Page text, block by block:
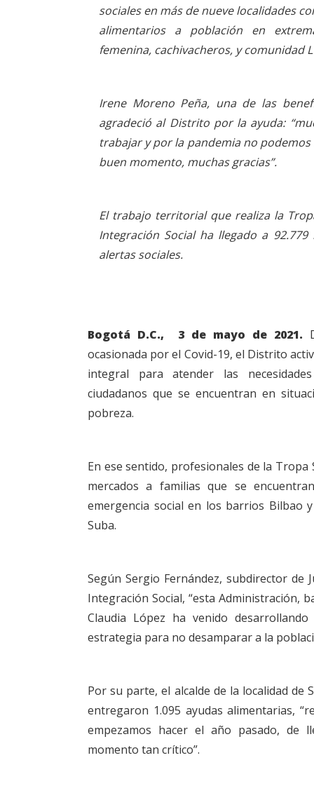
sociales en más de nueve localidades
alimentarios a población en
femenina, cachivacheros, y comunidad
Irene Moreno Peña, una de las
agradeció al Distrito por la ayuda:
trabajar y por la pandemia no
buen momento, muchas gracias”.
El trabajo territorial que realiza la
Integración Social ha llegado a
alertas sociales.
Bogotá D.C., 3 de mayo de 2021.
ocasionada por el Covid-19, el Distrito
integral para atender las
ciudadanos que se encuentran en
pobreza.
En ese sentido, profesionales de la
mercados a familias que se
emergencia social en los barrios Bilbao
Suba.
Según Sergio Fernández, subdirector de
Integración Social, “esta Administración,
Claudia López ha venido
estrategia para no desamparar a la
Por su parte, el alcalde de la localidad de
entregaron 1.095 ayudas alimentarias,
empezamos hacer el año pasado, de
momento tan crítico”.